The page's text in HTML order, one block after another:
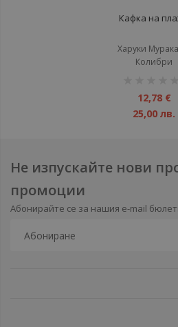
Кафка на
Харуки
Колибри
12,78 €
25,00 лв.
Не изпускайте нови
промоции
Абонирайте се за нашия e-mail